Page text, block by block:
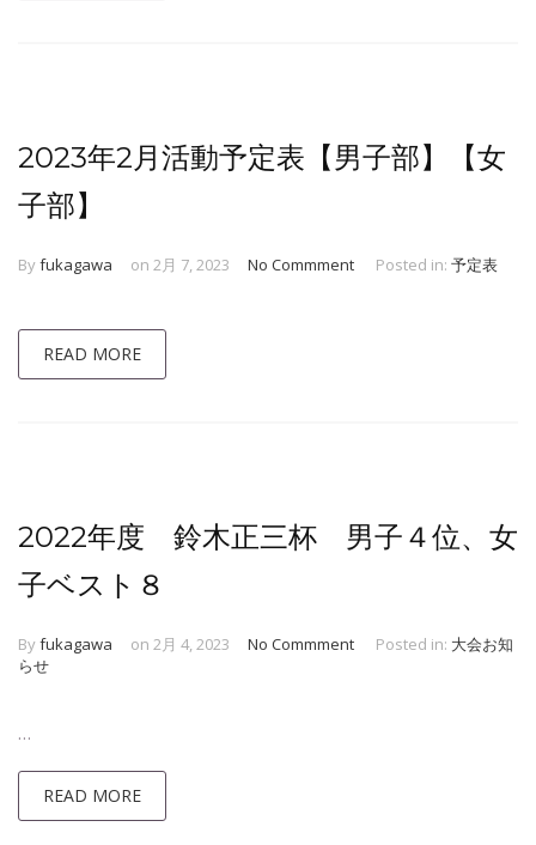
2023年2月活動予定表【男子部】【女
子部】
Byfukagawa on 2月 7, 2023 No Commment Posted in: 予定表
READ MORE
2022年度 鈴木正三杯 男子４位、女
子ベスト８
Byfukagawa on 2月 4, 2023 No Commment Posted in: 大会お知
らせ
…
READ MORE